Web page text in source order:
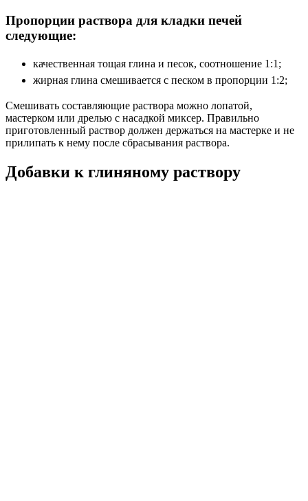
Пропорции раствора для кладки печей
следующие:
качественная тощая глина и песок, соотношение 1:1;
жирная глина смешивается с песком в пропорции 1:2;
Смешивать составляющие раствора можно лопатой,
мастерком или дрелью с насадкой миксер. Правильно
приготовленный раствор должен держаться на мастерке и не
прилипать к нему после сбрасывания раствора.
Добавки к глиняному раствору